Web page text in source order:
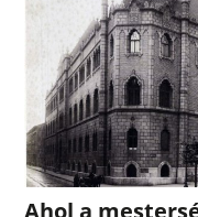
Ahol a